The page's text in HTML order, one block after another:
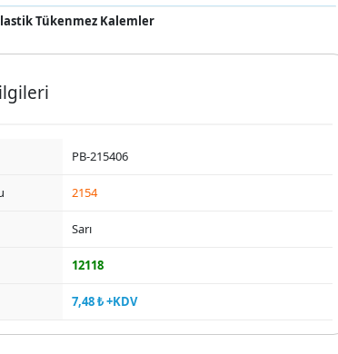
Tükenmez Kalemler
PB-215406
2154
Sarı
12118
7,48 ₺ +KDV